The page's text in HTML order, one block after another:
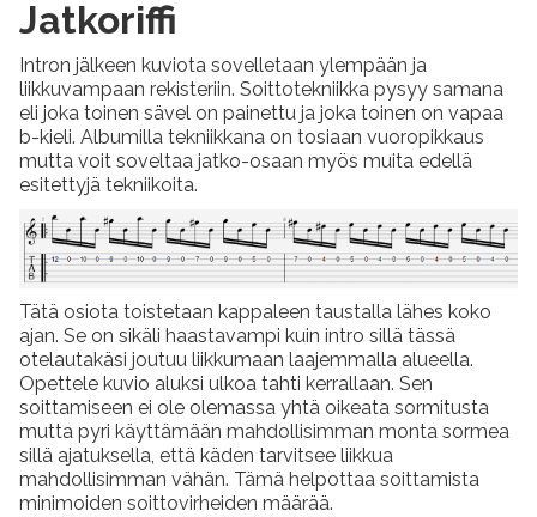
Jatkoriffi
Intron jälkeen kuviota sovelletaan ylempään ja
liikkuvampaan rekisteriin. Soittotekniikka pysyy samana
eli joka toinen sävel on painettu ja joka toinen on vapaa
b-kieli. Albumilla tekniikkana on tosiaan vuoropikkaus
mutta voit soveltaa jatko-osaan myös muita edellä
esitettyjä tekniikoita.
Tätä osiota toistetaan kappaleen taustalla lähes koko
ajan. Se on sikäli haastavampi kuin intro sillä tässä
otelautakäsi joutuu liikkumaan laajemmalla alueella.
Opettele kuvio aluksi ulkoa tahti kerrallaan. Sen
soittamiseen ei ole olemassa yhtä oikeata sormitusta
mutta pyri käyttämään mahdollisimman monta sormea
sillä ajatuksella, että käden tarvitsee liikkua
mahdollisimman vähän. Tämä helpottaa soittamista
minimoiden soittovirheiden määrää.